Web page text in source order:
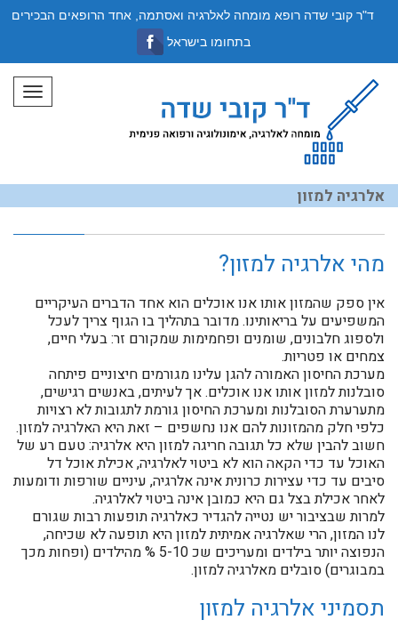
תפריט
אלרגיה למזון
מהי אלרגיה למזון?
אין ספק שהמזון אותו אנו אוכלים הוא אחד הדברים העיקריים
המשפיעים על בריאותינו. מדובר בתהליך בו הגוף צריך לעכל
ולספוג חלבונים, שומנים ופחמימות שמקורם זר: בעלי חיים,
צמחים או פטריות.
מערכת החיסון האמורה להגן עלינו מגורמים חיצוניים פיתחה
סובלנות למזון אותו אנו אוכלים. אך לעיתים, באנשים רגישים,
מתערערת הסובלנות ומערכת החיסון גורמת לתגובות לא רצויות
כלפי חלק מהמזונות להם אנו נחשפים – זאת היא האלרגיה למזון.
חשוב להבין שלא כל תגובה חריגה למזון היא אלרגיה: טעם רע של
האוכל עד כדי הקאה הוא לא ביטוי לאלרגיה, אכילת אוכל דל
סיבים עד כדי עצירות כרונית אינה אלרגיה, עיניים שורפות ודומעות
לאחר אכילת בצל גם היא כמובן אינה ביטוי לאלרגיה.
למרות שבציבור יש נטייה להגדיר כאלרגיה תופעות רבות שגורם
לנו המזון, הרי שאלרגיה אמיתית למזון היא תופעה לא שכיחה,
הנפוצה יותר בילדים ומעריכים שכ 5-10 % מהילדים (ופחות מכך
במבוגרים) סובלים מאלרגיה למזון.
תסמיני אלרגיה למזון
ד"ר קובי שדה רופא מומחה לאלרגיה ואסתמה, אחד הרופאים הבכירים
בתחומו בישראל